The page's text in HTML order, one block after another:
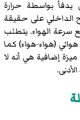
بواسطة حرارة
الداخلي على حقيقة
سرعة الهواء. يتطلب
(هواء-هواء) كما
إضافية هي أنه لا